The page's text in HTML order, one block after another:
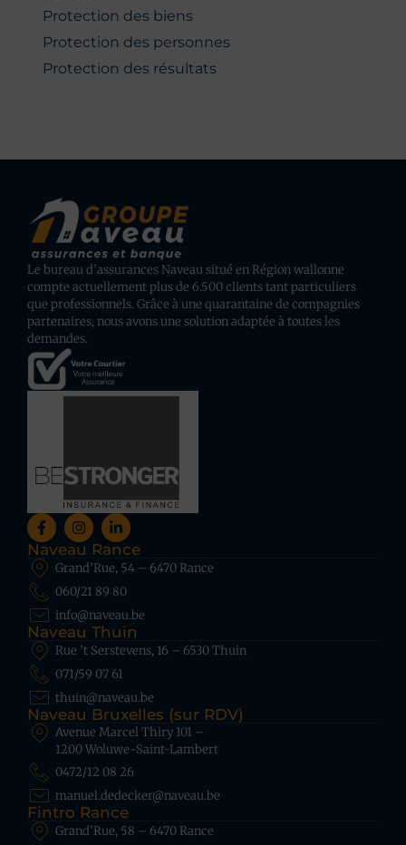
Protection des biens
Protection des personnes
Protection des résultats
Le bureau d’assurances Naveau situé en Région wallonne
compte actuellement plus de 6.500 clients tant particuliers
que professionnels. Grâce à une quarantaine de compagnies
partenaires, nous avons une solution adaptée à toutes les
demandes.
Naveau Rance
Grand’Rue, 54 – 6470 Rance
060/21 89 80
info@naveau.be
Naveau Thuin
Rue ’t Serstevens, 16 – 6530 Thuin
071/59 07 61
thuin@naveau.be
Naveau Bruxelles (sur RDV)
Avenue Marcel Thiry 101 –
1200 Woluwe-Saint-Lambert
0472/12 08 26
manuel.dedecker@naveau.be
Fintro Rance
Grand’Rue, 58 – 6470 Rance